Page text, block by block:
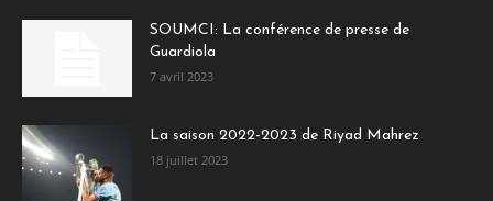
SOUMCI: La conférence de presse de
Guardiola
7 avril 2023
La saison 2022-2023 de Riyad Mahrez
18 juillet 2023